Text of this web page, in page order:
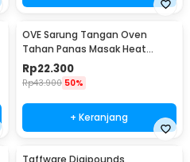
OVE Sarung Tangan Oven
Tahan Panas Masak Heat
Resistant Gloves - 540F
Rp22.300
Rp43.900 50%
+ Keranjang
Taffware Digipounds